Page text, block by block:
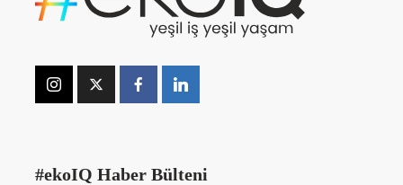
#ekoIQ Haber Bülteni